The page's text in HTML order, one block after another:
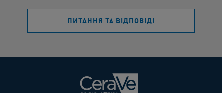
ПИТАННЯ ТА ВІДПОВІДІ